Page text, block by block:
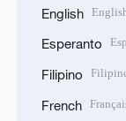
English
Esperanto
Filipino
French